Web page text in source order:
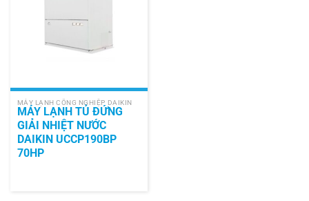
MÁY LẠNH CÔNG NGHIỆP DAIKIN
MÁY LẠNH TỦ ĐỨNG
GIẢI NHIỆT NƯỚC
DAIKIN UCCP190BP
70HP